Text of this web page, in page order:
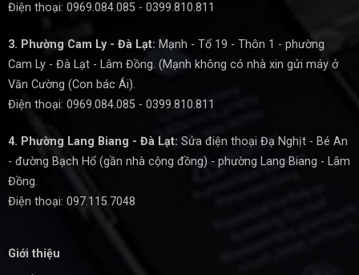
Điện thoại: 0969.084.085 - 0399.810.811
3. Phường Cam Ly - Đà Lạt: Mạnh - Tổ 19 - Thôn 1 - phường
Cam Ly - Đà Lạt - Lâm Đồng. (Mạnh không có nhà xin gửi máy ở
Văn Cường (Con bác Ái).
Điện thoại: 0969.084.085 - 0399.810.811
4. Phường Lang Biang - Đà Lạt: Sửa điện thoại Đạ Nghịt - Bé An
- đường Bạch Hổ (gần nhà cộng đồng) - phường Lang Biang - Lâm
Đồng.
Điện thoại: 097.115.7048
Giới thiệu